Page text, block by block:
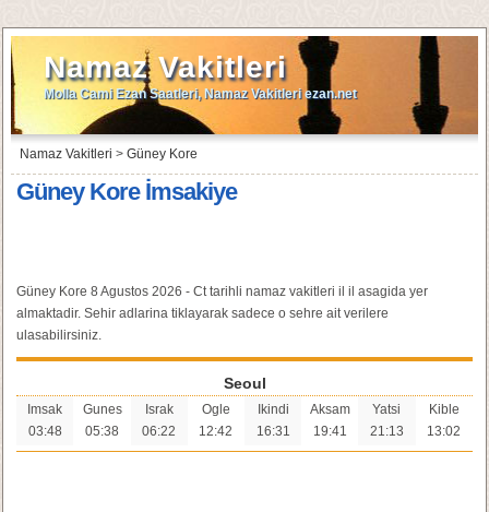
Namaz Vakitleri
Molla Cami Ezan Saatleri, Namaz Vakitleri ezan.net
Namaz Vakitleri >Güney Kore
Güney Kore İmsakiye
Güney Kore 8 Agustos 2026 - Ct tarihli namaz vakitleri il il asagida yer
almaktadir. Sehir adlarina tiklayarak sadece o sehre ait verilere
ulasabilirsiniz.
Seoul
Imsak
03:48
Gunes
05:38
Israk
06:22
Ogle
12:42
Ikindi
16:31
Aksam
19:41
Yatsi
21:13
Kible
13:02